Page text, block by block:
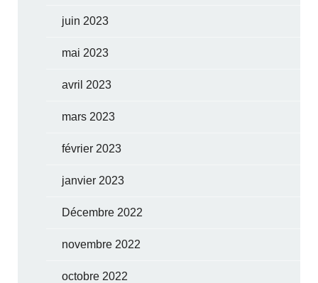
juin 2023
mai 2023
avril 2023
mars 2023
février 2023
janvier 2023
Décembre 2022
novembre 2022
octobre 2022